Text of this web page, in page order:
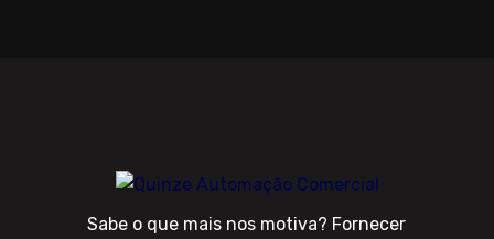
Sabe o que mais nos motiva? Fornecer